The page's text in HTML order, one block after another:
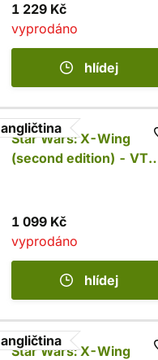
1 229 Kč
vyprodáno
hlídej
angličtina
Star Wars: X-Wing
(second edition) - VT-
1 099 Kč
vyprodáno
hlídej
angličtina
Star Wars: X-Wing